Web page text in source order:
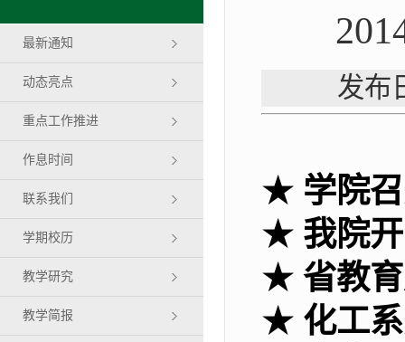
最新通知
动态亮点
重点工作推进
作息时间
联系我们
学期校历
教学研究
教学简报
发
★ 学院
★ 我院
★ 省教
★ 化工